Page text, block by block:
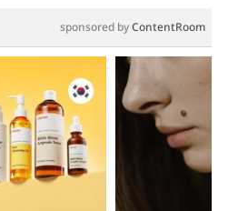
sponsored byContentRoom